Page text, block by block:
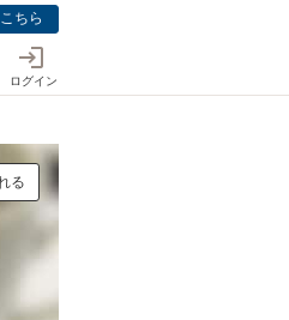
ちら
ログイン
る